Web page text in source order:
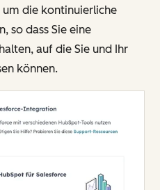
die kontinuierliche
so dass Sie eine
auf die Sie und Ihr
können.